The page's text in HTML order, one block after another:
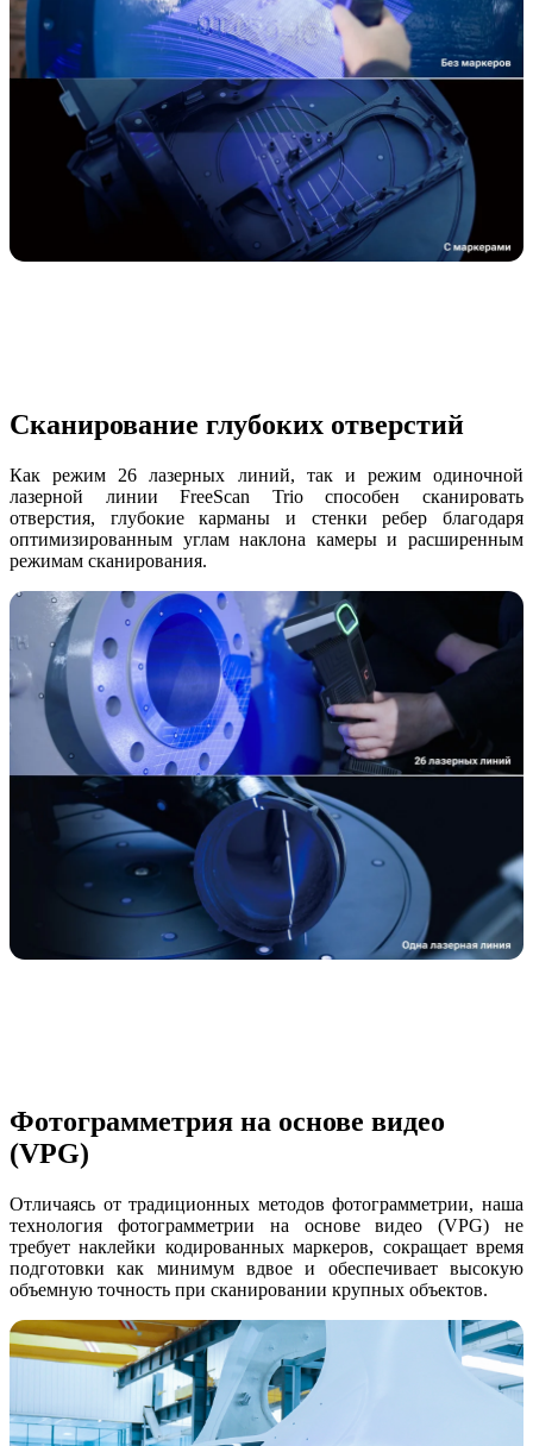
Сканирование глубоких отверстий
Как режим 26 лазерных линий, так и режим одиночной
лазерной линии FreeScan Trio способен сканировать
отверстия, глубокие карманы и стенки ребер благодаря
оптимизированным углам наклона камеры и расширенным
режимам сканирования.
Фотограмметрия на основе видео
(VPG)
Отличаясь от традиционных методов фотограмметрии, наша
технология фотограмметрии на основе видео (VPG) не
требует наклейки кодированных маркеров, сокращает время
подготовки как минимум вдвое и обеспечивает высокую
объемную точность при сканировании крупных объектов.